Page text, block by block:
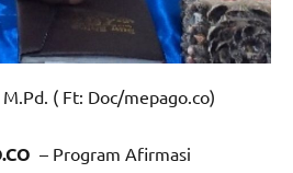
( Ft: Doc/mepago.co)
– Program Afirmasi